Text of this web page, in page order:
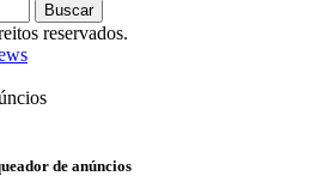
reservados.
de anúncios